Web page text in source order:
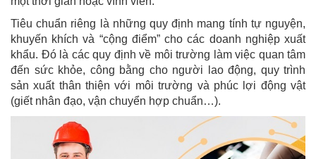
Tiêu chuẩn riêng là những quy định mang tính tự nguyện,
khuyến khích và “cộng điểm” cho các doanh nghiệp xuất
khẩu. Đó là các quy định về môi trường làm việc quan tâm
đến sức khỏe, công bằng cho người lao động, quy trình
sản xuất thân thiện với môi trường và phúc lợi động vật
(giết nhân đạo, vận chuyển hợp chuẩn…).